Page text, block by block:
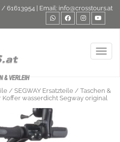
/ 61613954 | Email: info@crosstours.at
/ SEGWAY Ersatzteile / Taschen &
wasserdicht Segway original